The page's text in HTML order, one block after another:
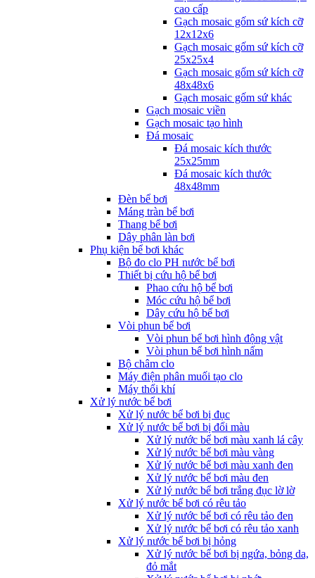
cao cấp
Gạch mosaic gốm sứ kích cỡ
12x12x6
Gạch mosaic gốm sứ kích cỡ
25x25x4
Gạch mosaic gốm sứ kích cỡ
48x48x6
Gạch mosaic gốm sứ khác
Gạch mosaic viền
Gạch mosaic tạo hình
Đá mosaic
Đá mosaic kích thước
25x25mm
Đá mosaic kích thước
48x48mm
Đèn bể bơi
Máng tràn bể bơi
Thang bể bơi
Dây phân làn bơi
Phụ kiện bể bơi khác
Bộ đo clo PH nước bể bơi
Thiết bị cứu hộ bể bơi
Phao cứu hộ bể bơi
Móc cứu hộ bể bơi
Dây cứu hộ bể bơi
Vòi phun bể bơi
Vòi phun bể bơi hình động vật
Vòi phun bể bơi hình nấm
Bộ châm clo
Máy điện phân muối tạo clo
Máy thổi khí
Xử lý nước bể bơi
Xử lý nước bể bơi bị đục
Xử lý nước bể bơi bị đổi màu
Xử lý nước bể bơi màu xanh lá cây
Xử lý nước bể bơi màu vàng
Xử lý nước bể bơi màu xanh đen
Xử lý nước bể bơi màu đen
Xử lý nước bể bơi trắng đục lờ lờ
Xử lý nước bể bơi có rêu tảo
Xử lý nước bể bơi có rêu tảo đen
Xử lý nước bể bơi có rêu tảo xanh
Xử lý nước bể bơi bị hỏng
Xử lý nước bể bơi bị ngứa, bỏng da,
đỏ mắt